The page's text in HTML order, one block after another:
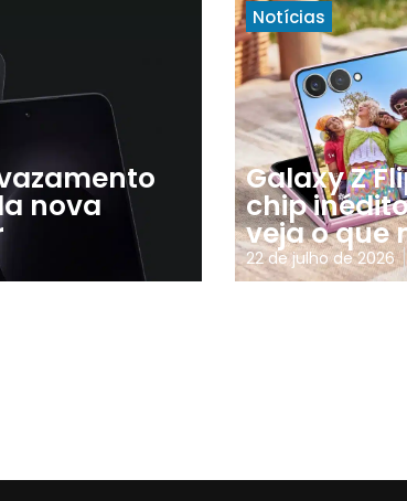
nova
Notícias
Galaxy Z
chip
veja o que
22 de julho de 2026